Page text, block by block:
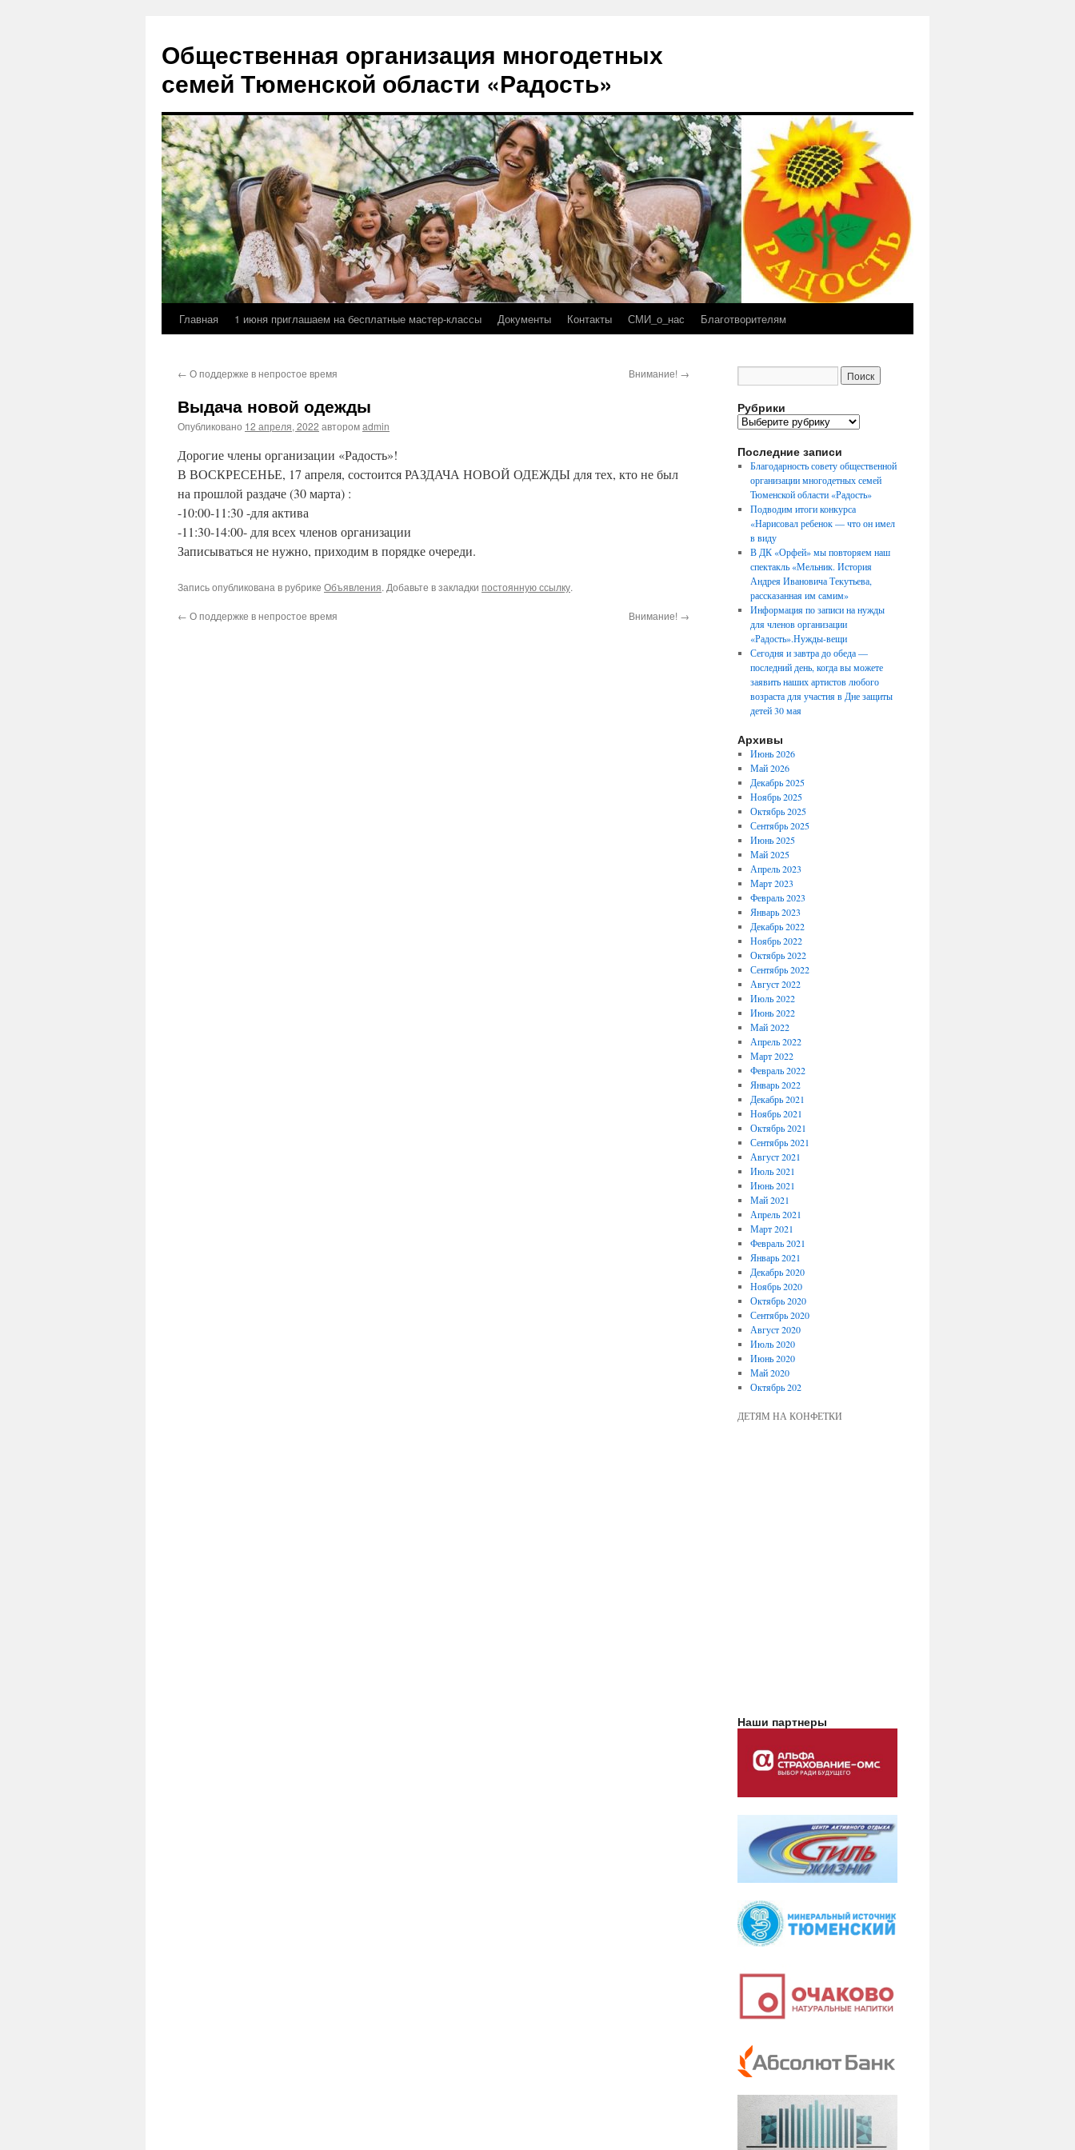
содержимому
Общественная организация многодетных
семей Тюменской области «Радость»
Главная 1 июня приглашаем на бесплатные мастер-классы Документы Контакты СМИ_о_нас Благотворителям
← О поддержке в непростое время Внимание! →
Выдача новой одежды
Опубликовано 12 апреля, 2022 авторомadmin
Дорогие члены организации «Радость»!
В ВОСКРЕСЕНЬЕ, 17 апреля, состоится РАЗДАЧА НОВОЙ ОДЕЖДЫ для тех, кто не был
на прошлой раздаче (30 марта) :
-10:00-11:30 -для актива
-11:30-14:00- для всех членов организации
Записываться не нужно, приходим в порядке очереди.
Запись опубликована в рубрике Объявления. Добавьте в закладки постоянную ссылку.
← О поддержке в непростое время Внимание! →
Рубрики
Рубрики
Последние записи
Благодарность совету общественной
организации многодетных семей
Тюменской области «Радость»
Подводим итоги конкурса
«Нарисовал ребенок — что он имел
в виду
В ДК «Орфей» мы повторяем наш
спектакль «Мельник. История
Андрея Ивановича Текутьева,
рассказанная им самим»
Информация по записи на нужды
для членов организации
«Радость».Нужды-вещи
Сегодня и завтра до обеда —
последний день, когда вы можете
заявить наших артистов любого
возраста для участия в Дне защиты
детей 30 мая
Архивы
Июнь 2026
Май 2026
Декабрь 2025
Ноябрь 2025
Октябрь 2025
Сентябрь 2025
Июнь 2025
Май 2025
Апрель 2023
Март 2023
Февраль 2023
Январь 2023
Декабрь 2022
Ноябрь 2022
Октябрь 2022
Сентябрь 2022
Август 2022
Июль 2022
Июнь 2022
Май 2022
Апрель 2022
Март 2022
Февраль 2022
Январь 2022
Декабрь 2021
Ноябрь 2021
Октябрь 2021
Сентябрь 2021
Август 2021
Июль 2021
Июнь 2021
Май 2021
Апрель 2021
Март 2021
Февраль 2021
Январь 2021
Декабрь 2020
Ноябрь 2020
Октябрь 2020
Сентябрь 2020
Август 2020
Июль 2020
Июнь 2020
Май 2020
Октябрь 202
ДЕТЯМ НА КОНФЕТКИ
Наши партнеры